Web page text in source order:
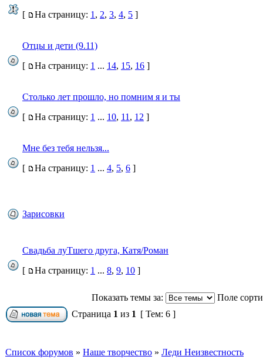
[
На страницу: 1 , 2, 3, 4, 5 ]
Отцы и дети (9.11)
[
На страницу: 1 ... 14, 15, 16 ]
Столько лет прошло, но помним я и ты
[
На страницу: 1 ... 10, 11 , 12 ]
Мне без тебя нельзя...
[
На страницу: 1 ... 4, 5, 6 ]
Зарисовки
Свадьба луТшего друга, Катя/Роман
[
На страницу: 1 ... 8, 9, 10 ]
Показать темы за:
Поле
Страница 1 из 1 [ Тем: 6 ]
Список форумов » Наше творчество » Леди Неизвестность